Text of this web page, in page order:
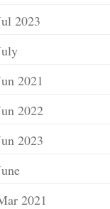
2023
2021
2022
2023
2021